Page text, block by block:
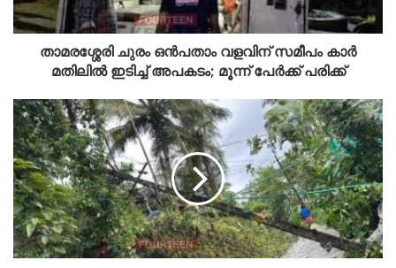
താമരശ്ശേരി ചുരം ഒൻപതാം വളവിന് സമീപം കാർ
മതിലിൽ ഇടിച്ച് അപകടം; മൂന്ന് പേർക്ക് പരിക്ക്